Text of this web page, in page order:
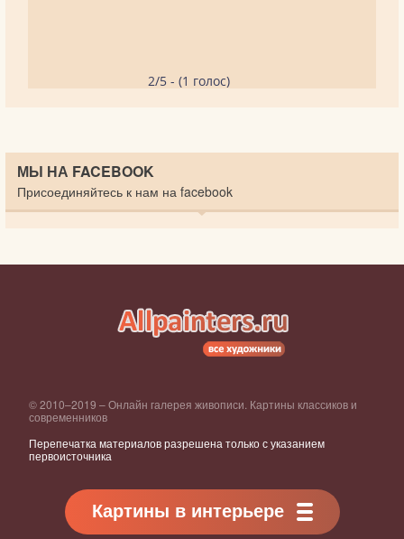
2/5 - (1 голос)
МЫ НА FACEBOOK
Присоединяйтесь к нам на facebook
© 2010–2019 – Онлайн галерея живописи. Картины классиков и
современников
Перепечатка материалов разрешена только с указанием
первоисточника
Картины в интерьере